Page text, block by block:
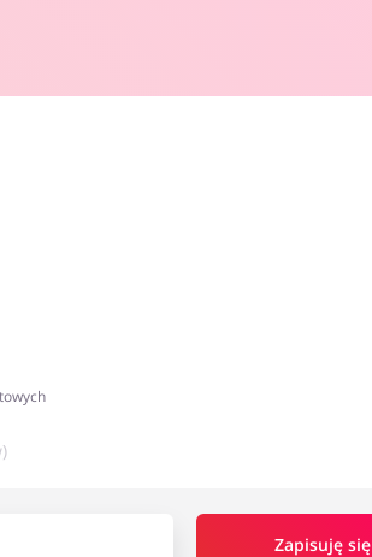
Zapisuję się